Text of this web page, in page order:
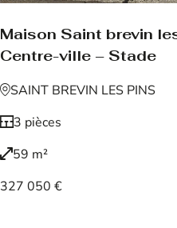
Maison Saint brevin
Centre-ville – Stade
SAINT BREVIN LES PINS
3 pièces
59 m²
327 050 €